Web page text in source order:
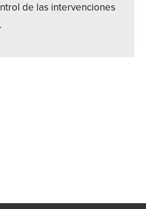
de las intervenciones